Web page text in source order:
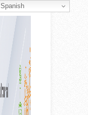
Spanish